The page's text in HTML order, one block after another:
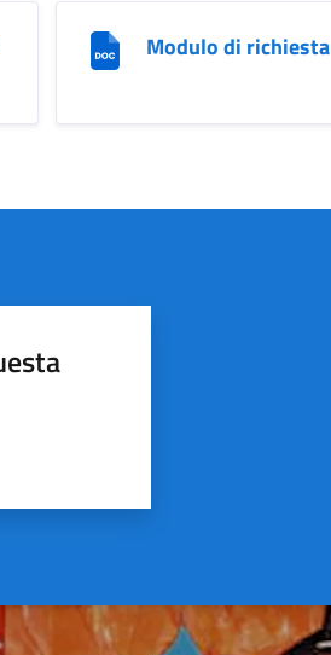
Modulo di richiesta